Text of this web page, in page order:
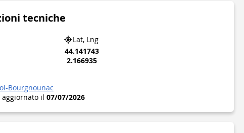
tecniche
Lat, Lng
44.141743
2.166935
Bourgnounac
il 07/07/2026